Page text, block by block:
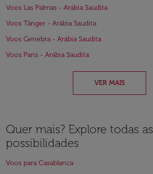
Voos Las Palmas - Arábia Saudita
Voos Tânger - Arábia Saudita
Voos Genebra - Arábia Saudita
Voos Paris - Arábia Saudita
VER MAIS
Quer mais? Explore todas as
possibilidades
Voos para Casablanca